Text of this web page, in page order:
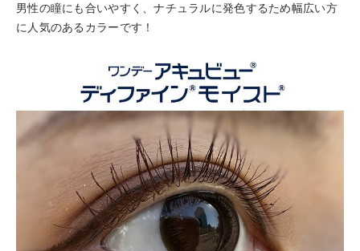
男性の瞳にも合いやすく、ナチュラルに発色するため幅広い方
に人気のあるカラーです！